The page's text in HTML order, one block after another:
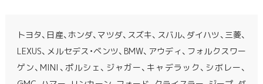
トヨタ、日産、ホンダ、マツダ、スズキ、スバル、ダイハツ、三菱、
LEXUS、メルセデス・ベンツ、BMW、アウディ、フォルクスワー
ゲン、MINI、ポルシェ、ジャガー、キャデラック、シボレー、